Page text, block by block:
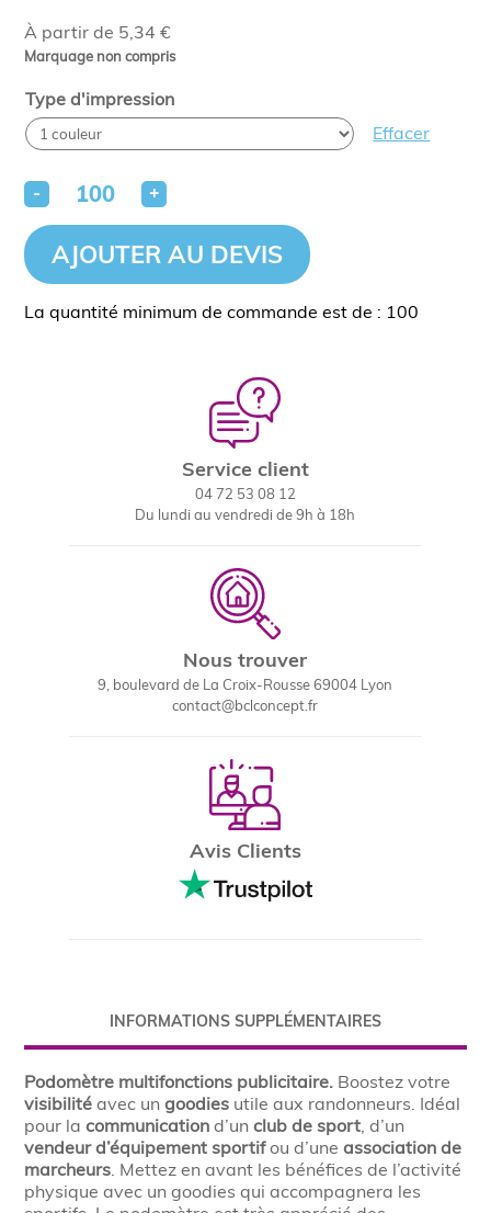
À partir de 5,34 €
Marquage non compris
Type d'impression
Effacer
- +
AJOUTER AU DEVIS
La quantité minimum de commande est de : 100
Service client
04 72 53 08 12
Du lundi au vendredi de 9h à 18h
Nous trouver
9, boulevard de La Croix-Rousse 69004 Lyon
contact@bclconcept.fr
Avis Clients
INFORMATIONS SUPPLÉMENTAIRES
Podomètre multifonctions publicitaire. Boostez votre
visibilité avec ungoodies utile aux randonneurs. Idéal
pour lacommunication d’unclub de sport, d’un
vendeur d’équipement sportifou d’uneassociation de
marcheurs. Mettez en avant les bénéfices de l’activité
physique avec un goodies qui accompagnera les